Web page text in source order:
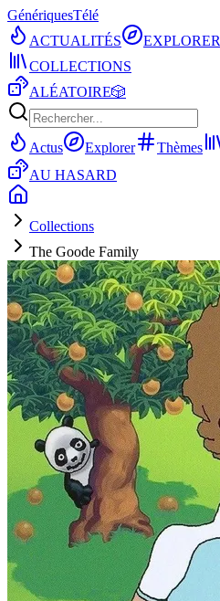
GénériquesTélé
ACTUALITÉS
EXPLORER
COLLECTIONS
ALÉATOIRE🎲
Actus Explorer Thèmes
AU HASARD
Collections
The Goode Family